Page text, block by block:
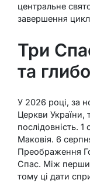
центральне
завершення
Три
та
У 2026 році, за
Церкви України,
послідовність.
Маковія. 6
Преображення
Спас. Між
тому ці дати